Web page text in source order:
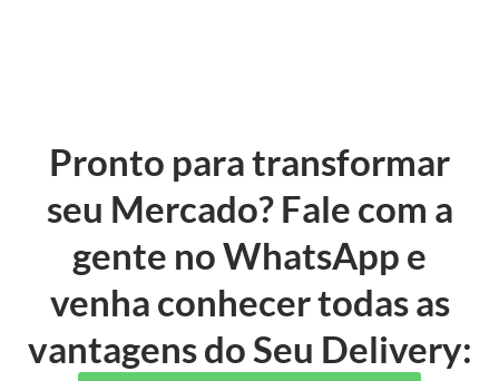
Pronto para transformar
seu Mercado? Fale com a
gente no WhatsApp e
venha conhecer todas as
vantagens do Seu Delivery: